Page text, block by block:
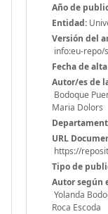
Año de
Entidad:
Versión del
info:eu-repo/
Fecha de
Autor/es de
Bodoque
Maria Dolors
URL
https://
Tipo de
Autor según
Yolanda
Roca Escoda